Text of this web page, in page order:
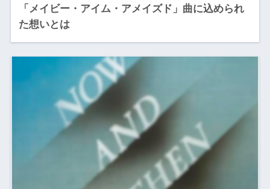
「メイビー・アイム・アメイズド」曲に込められ
た想いとは